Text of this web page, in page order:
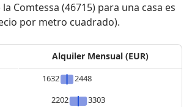
Comtessa (46715) para una casa es
por metro cuadrado).
Alquiler Mensual (EUR)
1632
2448
2202
3303